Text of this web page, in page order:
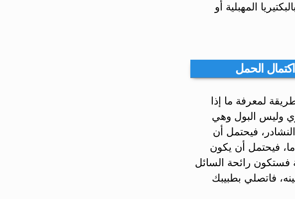
المهبلية أو
الحمل
لمعرفة ما إذا
وليس البول وهي
فيحتمل أن
فيحتمل أن يكون
فستكون رائحة السائل
فاتصلي بطبيبك